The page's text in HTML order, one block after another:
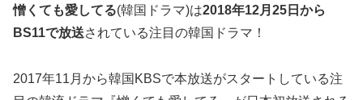
憎くても愛してる(韓国ドラマ)は2018年12月25日から
BS11で放送されている注目の韓国ドラマ！
2017年11月から韓国KBSで本放送がスタートしている注